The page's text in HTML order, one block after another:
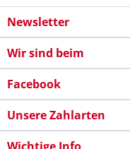
Newsletter
Wir sind beim
Facebook
Unsere Zahlarten